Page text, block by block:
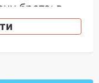
брата: в
дело на